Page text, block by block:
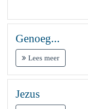
Genoeg...
Lees meer
Jezus